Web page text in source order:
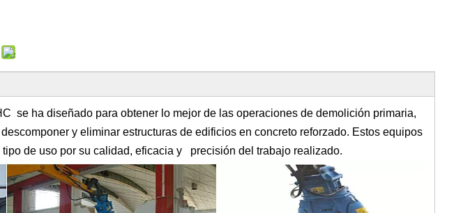
se ha diseñado para obtener lo mejor de las operaciones de demolición primaria,
y eliminar estructuras de edificios en concreto reforzado. Estos equipos
de uso por su calidad, eficacia y precisión del trabajo realizado.